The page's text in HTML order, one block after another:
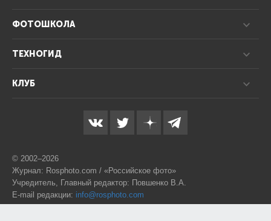
ФОТОШКОЛА
ТЕХНОГИД
КЛУБ
© 2002–2026
Журнал: Rosphoto.com / «Российское фото»
Учредитель, Главный редактор: Повшенко В.А.
E-mail редакции: info@rosphoto.com